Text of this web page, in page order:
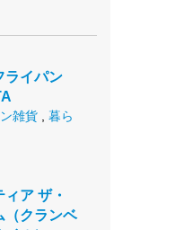
ライパン
雑貨
暮ら
ィア ザ・
（クランベ